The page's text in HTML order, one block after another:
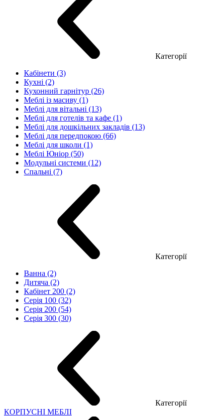
Категорії
Кабінети (3)
Кухні (2)
Кухонний гарнітур (26)
Меблі із масиву (1)
Меблі для вітальні (13)
Меблі для готелів та кафе (1)
Меблі для дошкільних закладів (13)
Меблі для передпокою (66)
Меблі для школи (1)
Меблі Юніор (50)
Модульні системи (12)
Спальні (7)
Категорії
Ванна (2)
Дитяча (2)
Кабінет 200 (2)
Серія 100 (32)
Серія 200 (54)
Серія 300 (30)
Категорії
КОРПУСНІ МЕБЛІ